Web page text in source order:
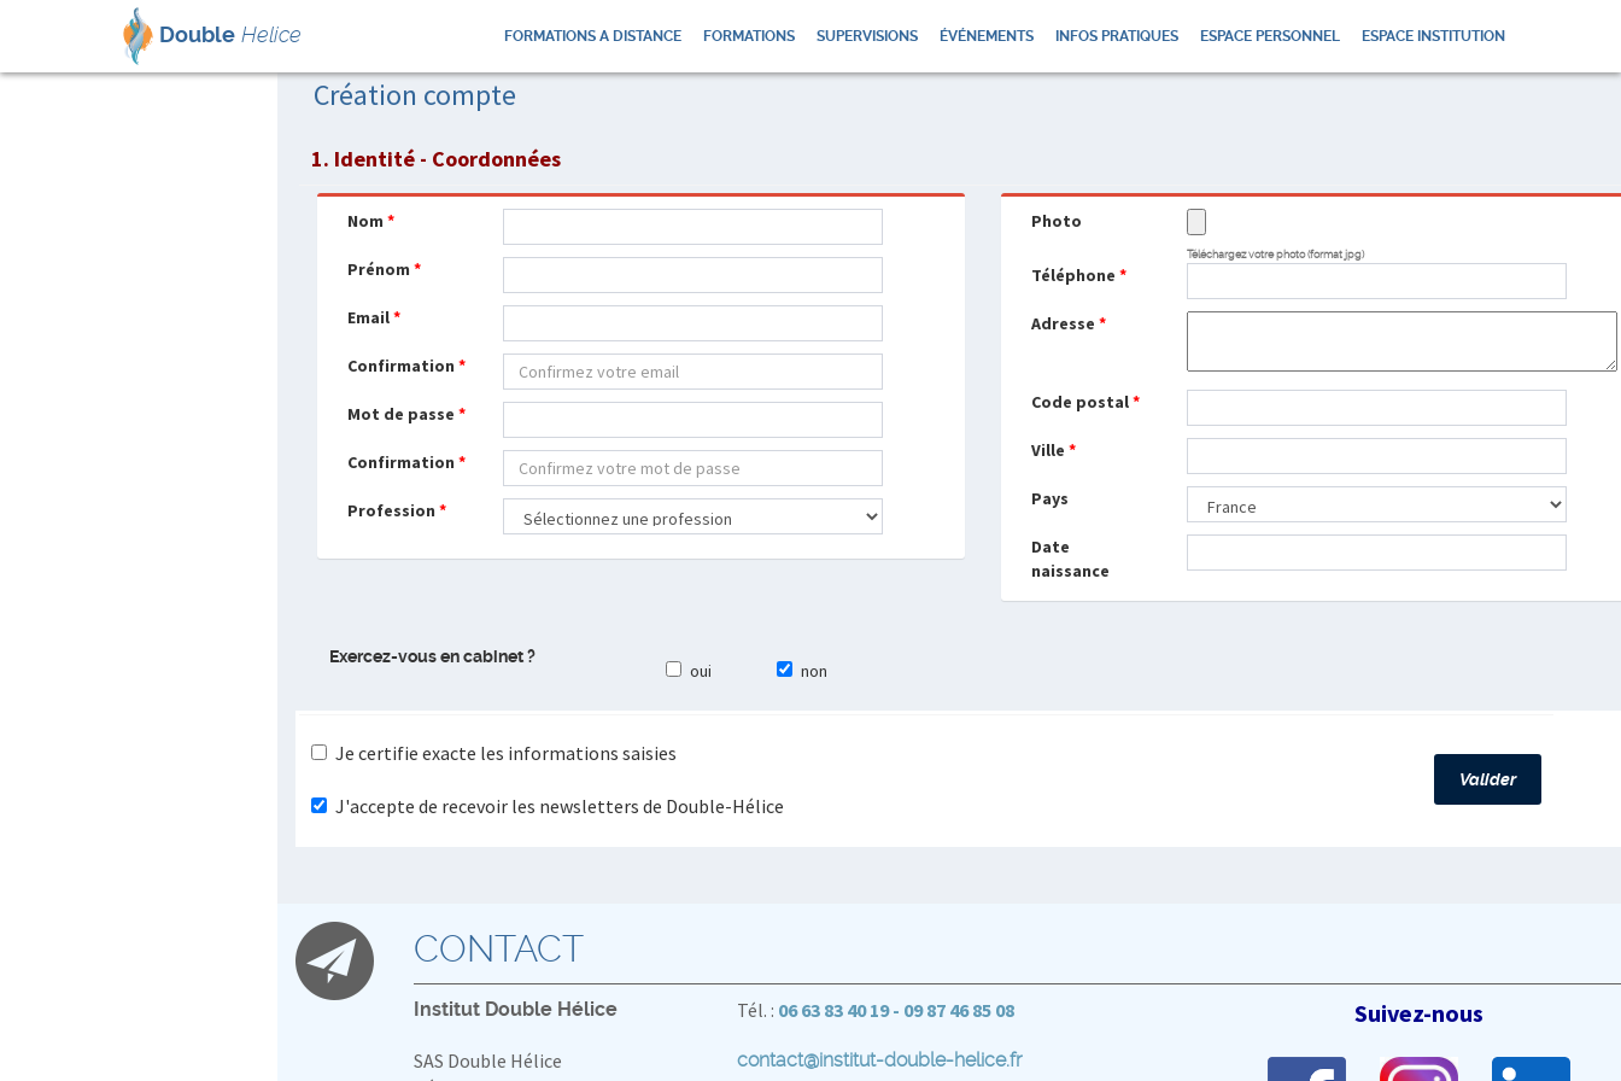
Double Helice FORMATIONS A DISTANCE FORMATIONS SUPERVISIONS ÉVÉNEMENTS INFOS PRATIQUES ESPACE PERSONNEL ESPACE INSTITUTION
Création compte
1. Identité - Coordonnées
Nom *
Prénom *
Email*
Confirmation *
Mot de passe *
Confirmation *
Profession *
Photo
Téléchargez votre photo (format jpg)
Téléphone *
Adresse *
Code postal*
Ville *
Pays
Date
naissance
Exercez-vous en cabinet ?
oui non
Je certifie exacte les informations saisies
J'accepte de recevoir les newsletters de Double-Hélice
Valider
CONTACT
Institut Double Hélice
SAS Double Hélice
Tél. : 06 63 83 40 19 - 09 87 46 85 08
contact@institut-double-helice.fr
Suivez-nous